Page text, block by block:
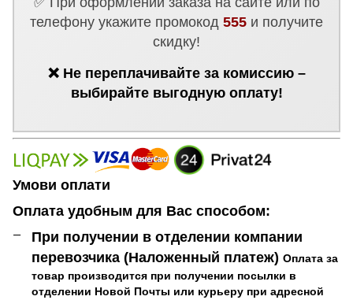
телефону укажите промокод 555 и получите
скидку!
❌ Не переплачивайте за комиссию –
выбирайте выгодную оплату!
Умови оплати
Оплата удобным для Вас способом:
При получении в отделении компании
перевозчика (Наложенный платеж) Оплата за
товар производится при получении посылки в
отделении Новой Почты или курьеру при адресной